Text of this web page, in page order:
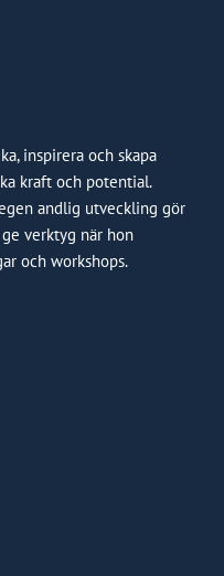
inspirera och skapa
kraft och potential.
andlig utveckling gör
verktyg när hon
och workshops.